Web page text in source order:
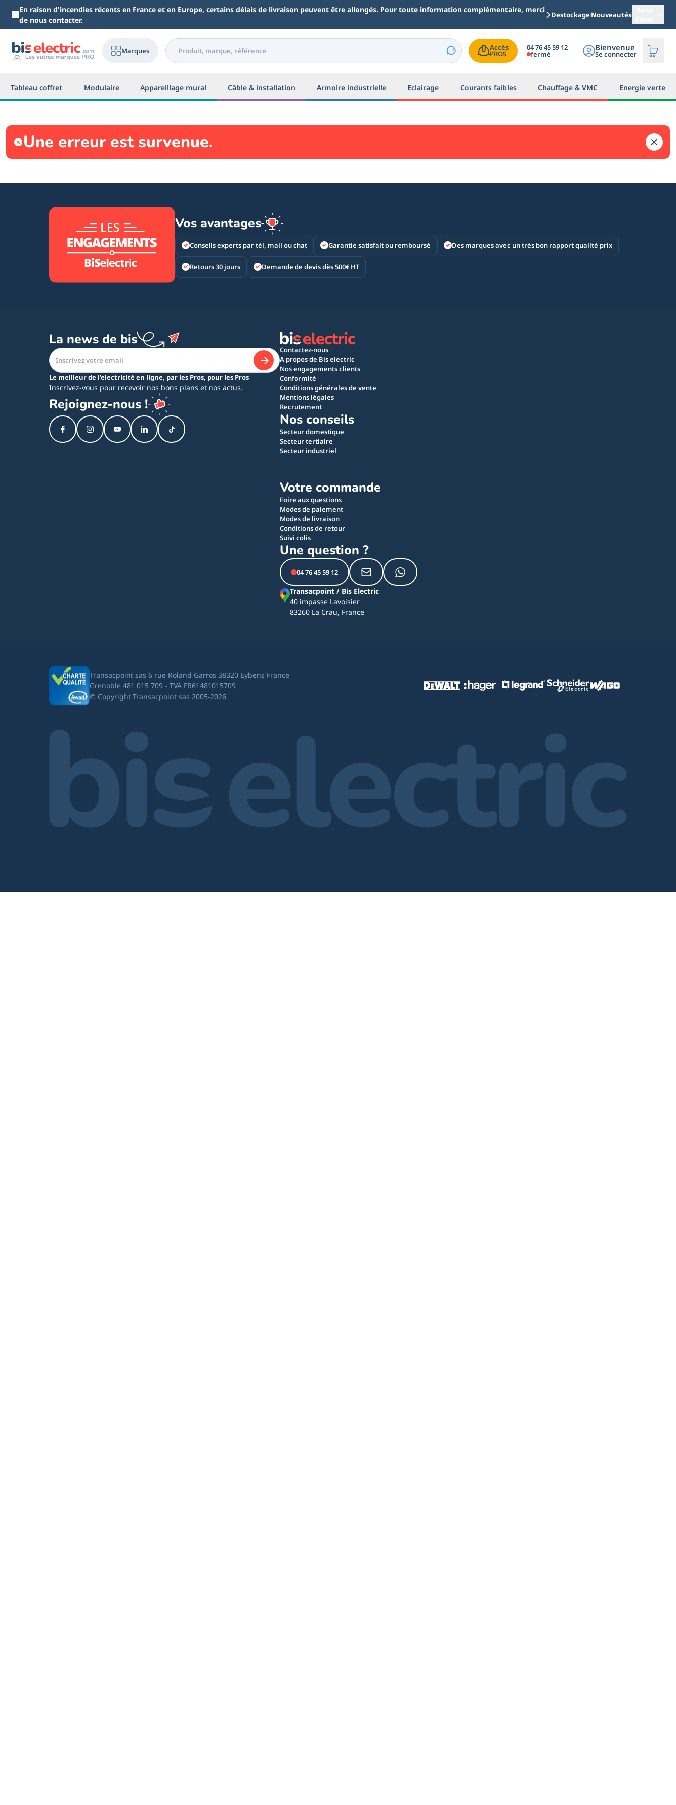
Aller au contenu principal
En raison d'incendies récents en France et en Europe, certains délais de livraison peuvent être allongés. Pour toute information complémentaire, merci
de nous contacter.
DestockageNouveautés
Marques Accès
PROS
04 76 45 59 12
fermé
Bienvenue
Se connecter
Tableau coffret Modulaire Appareillage mural Câble & installation Armoire industrielle Eclairage Courants faibles Chauffage & VMC Energie verte
Une erreur est survenue.
Vos avantages
Conseils experts par tél, mail ou chat Garantie satisfait ou remboursé Des marques avec un très bon rapport qualité prix
Retours 30 jours Demande de devis dès 500€ HT
La news de bis
Le meilleur de l’electricité en ligne, par les Pros, pour les Pros
Inscrivez-vous pour recevoir nos bons plans et nos actus.
Rejoignez-nous !
Contactez-nous
A propos de Bis electric
Nos engagements clients
Conformité
Conditions générales de vente
Mentions légales
Recrutement
Nos conseils
Secteur domestique
Secteur tertiaire
Secteur industriel
Votre commande
Foire aux questions
Modes de paiement
Modes de livraison
Conditions de retour
Suivi colis
Une question ?
04 76 45 59 12
Transacpoint / Bis Electric
40 impasse Lavoisier
83260 La Crau, France
Transacpoint sas 6 rue Roland Garros 38320 Eybens France
Grenoble 481 015 709 - TVA FR61481015709
© Copyright Transacpoint sas 2005-2026